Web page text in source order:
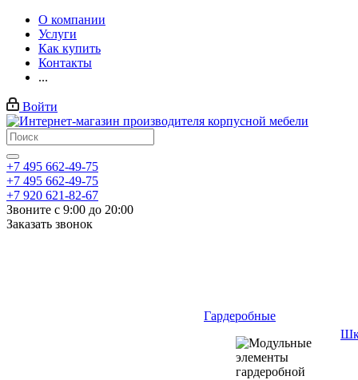
О компании
Услуги
Как купить
Контакты
...
Войти
+7 495 662-49-75
+7 495 662-49-75
+7 920 621-82-67
Звоните с 9:00 до 20:00
Заказать звонок
Гардеробные